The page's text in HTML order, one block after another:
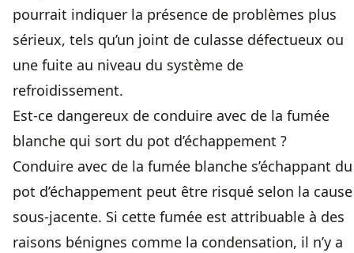
pourrait indiquer la présence de problèmes plus
sérieux, tels qu’un joint de culasse défectueux ou
une fuite au niveau du système de
refroidissement.
Est-ce dangereux de conduire avec de la fumée
blanche qui sort du pot d’échappement ?
Conduire avec de la fumée blanche s’échappant du
pot d’échappement peut être risqué selon la cause
sous-jacente. Si cette fumée est attribuable à des
raisons bénignes comme la condensation, il n’y a